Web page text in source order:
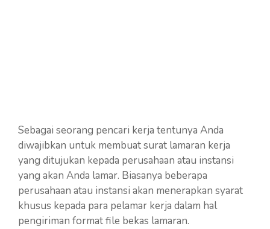
Sebagai seorang pencari kerja tentunya Anda
diwajibkan untuk membuat surat lamaran kerja
yang ditujukan kepada perusahaan atau instansi
yang akan Anda lamar. Biasanya beberapa
perusahaan atau instansi akan menerapkan syarat
khusus kepada para pelamar kerja dalam hal
pengiriman format file bekas lamaran.